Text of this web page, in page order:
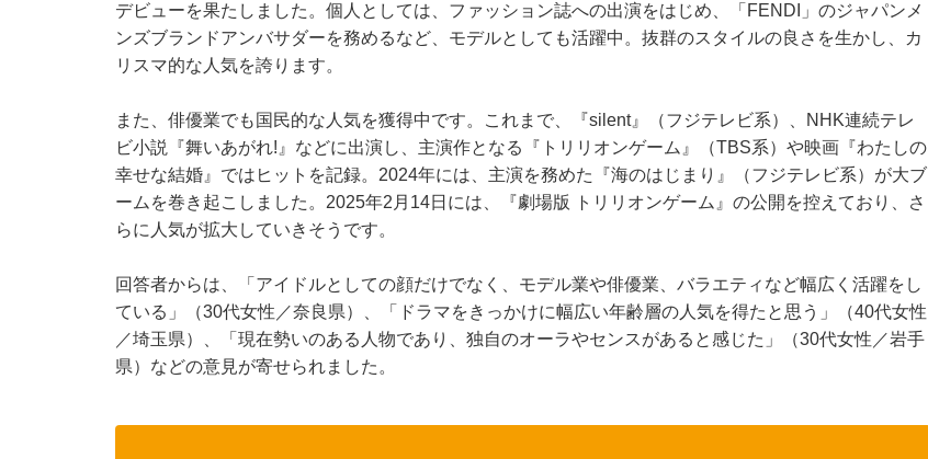
デビューを果たしました。個人としては、ファッション誌への出演をはじめ、「FENDI」のジャパンメ
ンズブランドアンバサダーを務めるなど、モデルとしても活躍中。抜群のスタイルの良さを生かし、カ
リスマ的な人気を誇ります。
また、俳優業でも国民的な人気を獲得中です。これまで、『silent』（フジテレビ系）、NHK連続テレ
ビ小説『舞いあがれ!』などに出演し、主演作となる『トリリオンゲーム』（TBS系）や映画『わたしの
幸せな結婚』ではヒットを記録。2024年には、主演を務めた『海のはじまり』（フジテレビ系）が大ブ
ームを巻き起こしました。2025年2月14日には、『劇場版 トリリオンゲーム』の公開を控えており、さ
らに人気が拡大していきそうです。
回答者からは、「アイドルとしての顔だけでなく、モデル業や俳優業、バラエティなど幅広く活躍をし
ている」（30代女性／奈良県）、「ドラマをきっかけに幅広い年齢層の人気を得たと思う」（40代女性
／埼玉県）、「現在勢いのある人物であり、独自のオーラやセンスがあると感じた」（30代女性／岩手
県）などの意見が寄せられました。